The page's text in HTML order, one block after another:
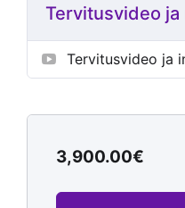
Tervitusvideo ja
Tervitusvideo ja
3,900.00€